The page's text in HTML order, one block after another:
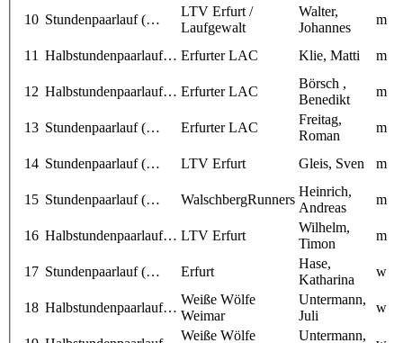
10 Stundenpaarlauf (…
LTV Erfurt /
Laufgewalt
Walter,
Johannes
m
11 Halbstundenpaarlauf… Erfurter LAC Klie, Matti m
12 Halbstundenpaarlauf… Erfurter LAC
Börsch ,
Benedikt
m
13 Stundenpaarlauf (… Erfurter LAC
Freitag,
Roman
m
14 Stundenpaarlauf (… LTV Erfurt Gleis, Sven m
15 Stundenpaarlauf (… WalschbergRunners
Heinrich,
Andreas
m
16 Halbstundenpaarlauf… LTV Erfurt
Wilhelm,
Timon
m
17 Stundenpaarlauf (… Erfurt
Hase,
Katharina
w
18 Halbstundenpaarlauf…
Weiße Wölfe
Weimar
Untermann,
Juli
w
Weiße Wölfe
Untermann,